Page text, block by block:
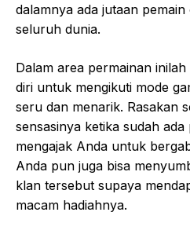
dalamnya ada jutaan
seluruh dunia.
Dalam area permainan
diri untuk mengikuti mode
seru dan menarik. Rasakan
sensasinya ketika sudah
mengajak Anda untuk
Anda pun juga bisa
klan tersebut supaya
macam hadiahnya.